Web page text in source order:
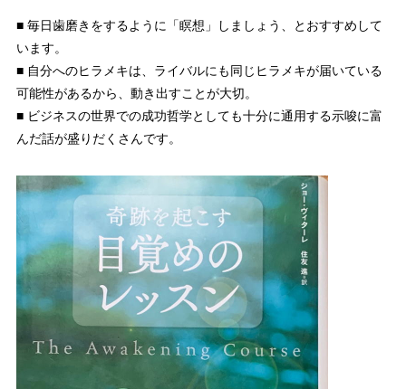
■ 毎日歯磨きをするように「瞑想」しましょう、とおすすめして
います。
■ 自分へのヒラメキは、ライバルにも同じヒラメキが届いている
可能性があるから、動き出すことが大切。
■ ビジネスの世界での成功哲学としても十分に通用する示唆に富
んだ話が盛りだくさんです。